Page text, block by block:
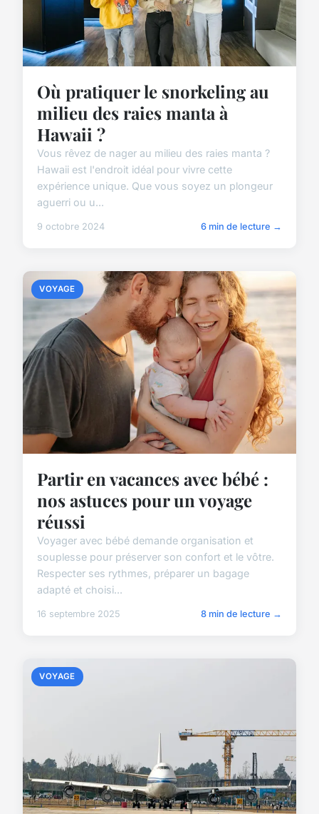
Où pratiquer le snorkeling au
milieu des raies manta à
Hawaii ?
Vous rêvez de nager au milieu des raies manta ?
Hawaii est l'endroit idéal pour vivre cette
expérience unique. Que vous soyez un plongeur
aguerri ou u...
9 octobre 2024 6 min de lecture →
VOYAGE
Partir en vacances avec bébé :
nos astuces pour un voyage
réussi
Voyager avec bébé demande organisation et
souplesse pour préserver son confort et le vôtre.
Respecter ses rythmes, préparer un bagage
adapté et choisi...
16 septembre 2025 8 min de lecture →
VOYAGE